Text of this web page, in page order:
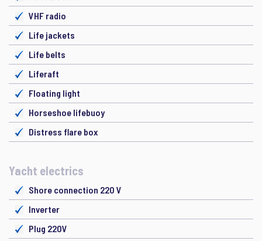
VHF radio
Life jackets
Life belts
Liferaft
Floating light
Horseshoe lifebuoy
Distress flare box
Yacht electrics
Shore connection 220 V
Inverter
Plug 220V